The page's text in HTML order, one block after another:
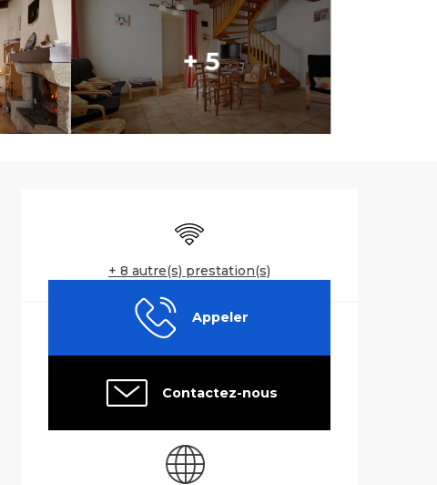
+ 5
Ouverture et
WiFi
+ 8 autre(s) prestation(s)
Appeler
Contactez-nous